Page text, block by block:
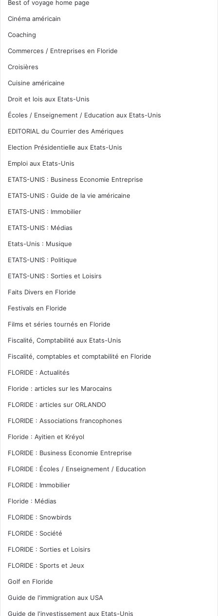
Best of voyage home page
Cinéma américain
Coaching
Commerces / Entreprises en Floride
Croisières
Cuisine américaine
Droit et lois aux Etats-Unis
Écoles / Enseignement / Education aux Etats-Unis
EDITORIAL du Courrier des Amériques
Election Présidentielle aux Etats-Unis
Emploi aux Etats-Unis
ETATS-UNIS : Business Economie Entreprise
ETATS-UNIS : Guide de la vie américaine
ETATS-UNIS : Immobilier
ETATS-UNIS : Médias
Etats-Unis : Musique
ETATS-UNIS : Politique
ETATS-UNIS : Sorties et Loisirs
Faits Divers en Floride
Festivals en Floride
Films et séries tournés en Floride
Fiscalité, Comptabilité aux Etats-Unis
Fiscalité, comptables et comptabilité en Floride
FLORIDE : Actualités
Floride : articles sur les Marocains
FLORIDE : articles sur ORLANDO
FLORIDE : Associations francophones
Floride : Ayitien et Kréyol
FLORIDE : Business Economie Entreprise
FLORIDE : Écoles / Enseignement / Education
FLORIDE : Immobilier
Floride : Médias
FLORIDE : Snowbirds
FLORIDE : Société
FLORIDE : Sorties et Loisirs
FLORIDE : Sports et Jeux
Golf en Floride
Guide de l'immigration aux USA
Guide de l'investissement aux Etats-Unis